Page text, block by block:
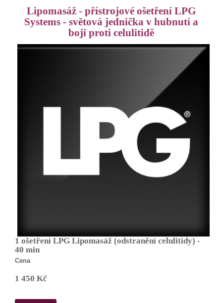
Lipomasáž - přístrojové ošetření LPG
Systems - světová jednička v hubnutí a
boji proti celulitidě
1 ošetření LPG Lipomasáž (odstranění celulitidy) -
40 min
Cena
1 450 Kč